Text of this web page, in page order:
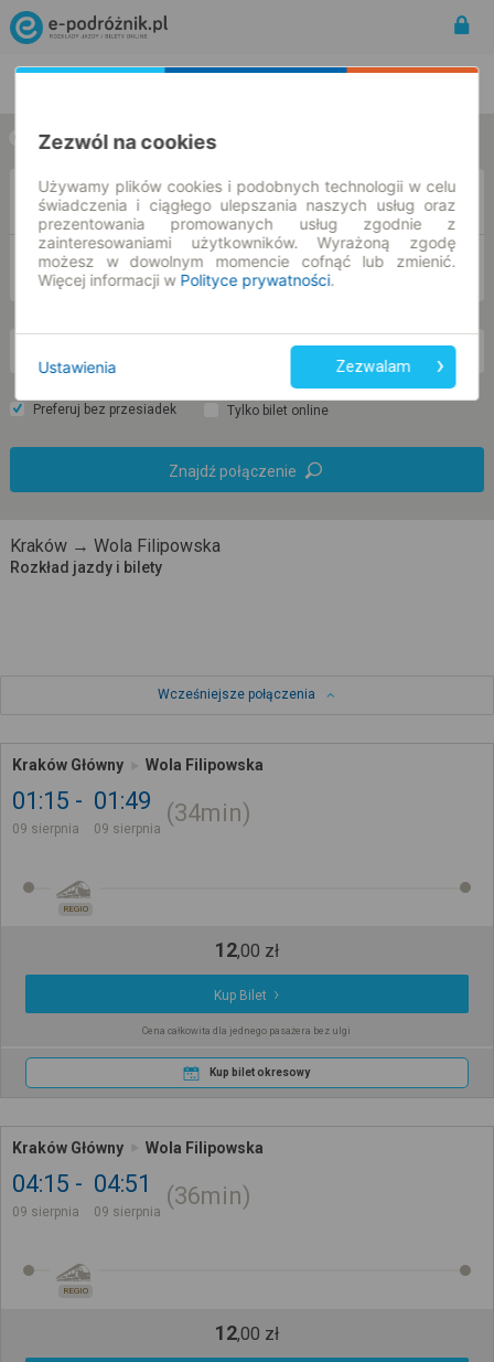
w jedną stronę w obie strony
DO
Preferuj bez przesiadek Tylko bilet online
Znajdź połączenie
Kraków → Wola Filipowska
Rozkład jazdy i bilety
Wcześniejsze połączenia
Kraków Główny Wola Filipowska
01:15
09 sierpnia
01:49
09 sierpnia
34min
REGIO
12,00 zł
Kup Bilet
Cena całkowita dla jednego pasażera bez ulgi
Kup bilet okresowy
Kraków Główny Wola Filipowska
04:15
09 sierpnia
04:51
09 sierpnia
36min
REGIO
12,00 zł
Zezwól na cookies
Używamy plików cookies i podobnych technologii w celu
świadczenia i ciągłego ulepszania naszych usług oraz
prezentowania promowanych usług zgodnie z
zainteresowaniami użytkowników. Wyrażoną zgodę
możesz w dowolnym momencie cofnąć lub zmienić.
Więcej informacji w Polityce prywatności.
Ustawienia Zezwalam